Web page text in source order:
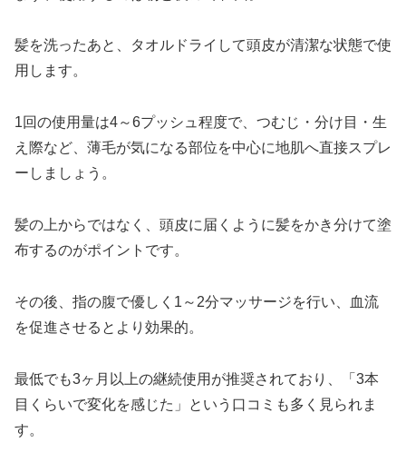
髪を洗ったあと、タオルドライして頭皮が清潔な状態で使
用します。
1回の使用量は4～6プッシュ程度で、つむじ・分け目・生
え際など、薄毛が気になる部位を中心に地肌へ直接スプレ
ーしましょう。
髪の上からではなく、頭皮に届くように髪をかき分けて塗
布するのがポイントです。
その後、指の腹で優しく1～2分マッサージを行い、血流
を促進させるとより効果的。
最低でも3ヶ月以上の継続使用が推奨されており、「3本
目くらいで変化を感じた」という口コミも多く見られま
す。